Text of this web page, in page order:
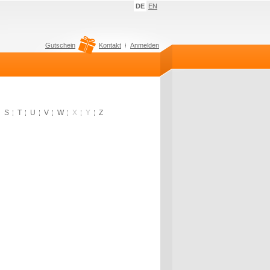
DE EN
Gutschein Kontakt Anmelden
S T U V W X Y Z